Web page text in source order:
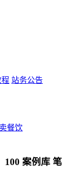
程 站务公告
餐饮
100 案例库 笔